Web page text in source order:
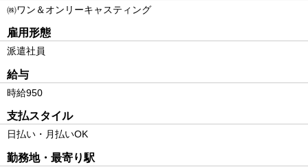
㈱ワン＆オンリーキャスティング
雇用形態
派遣社員
給与
時給950
支払スタイル
日払い・月払いOK
勤務地・最寄り駅